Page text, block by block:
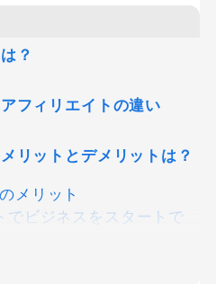
？
フィリエイトの違い
リットとデメリットは？
メリット
でビジネスをスタートで